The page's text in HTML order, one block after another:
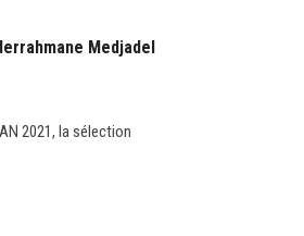
Medjadel
2021, la sélection